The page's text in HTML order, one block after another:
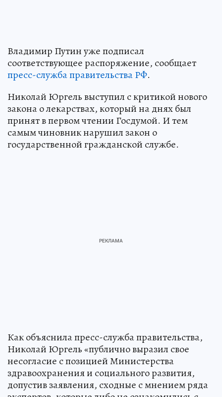
Владимир Путин уже подписал
соответствующее распоряжение, сообщает
пресс-служба правительства РФ.
Николай Юргель выступил с критикой нового
закона о лекарствах, который на днях был
принят в первом чтении Госдумой. И тем
самым чиновник нарушил закон о
государственной гражданской службе.
Как объяснила пресс-служба правительства,
Николай Юргель «публично выразил свое
несогласие с позицией Министерства
здравоохранения и социального развития,
допустив заявления, сходные с мнением ряда